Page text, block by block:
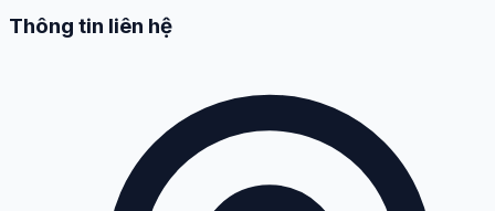
Thông tin liên hệ